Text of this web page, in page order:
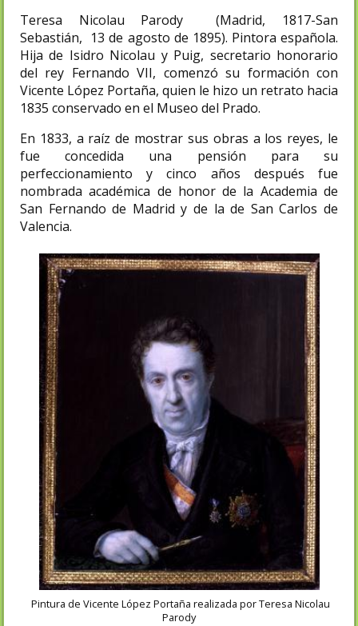
Teresa Nicolau Parody (Madrid, 1817-San
Sebastián, 13 de agosto de 1895). Pintora española.
Hija de Isidro Nicolau y Puig, secretario honorario
del rey Fernando VII, comenzó su formación con
Vicente López Portaña, quien le hizo un retrato hacia
1835 conservado en el Museo del Prado.
En 1833, a raíz de mostrar sus obras a los reyes, le
fue concedida una pensión para su
perfeccionamiento y cinco años después fue
nombrada académica de honor de la Academia de
San Fernando de Madrid y de la de San Carlos de
Valencia.
Pintura de Vicente López Portaña realizada por Teresa Nicolau
Parody